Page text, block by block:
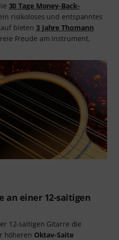
30 Tage Money-Back-
risikoloses und entspanntes
bieten3 Jahre Thomann
Freude am Instrument.
an einer 12-saitigen
12-saitigen Gitarre die
höheren Oktav-Saite